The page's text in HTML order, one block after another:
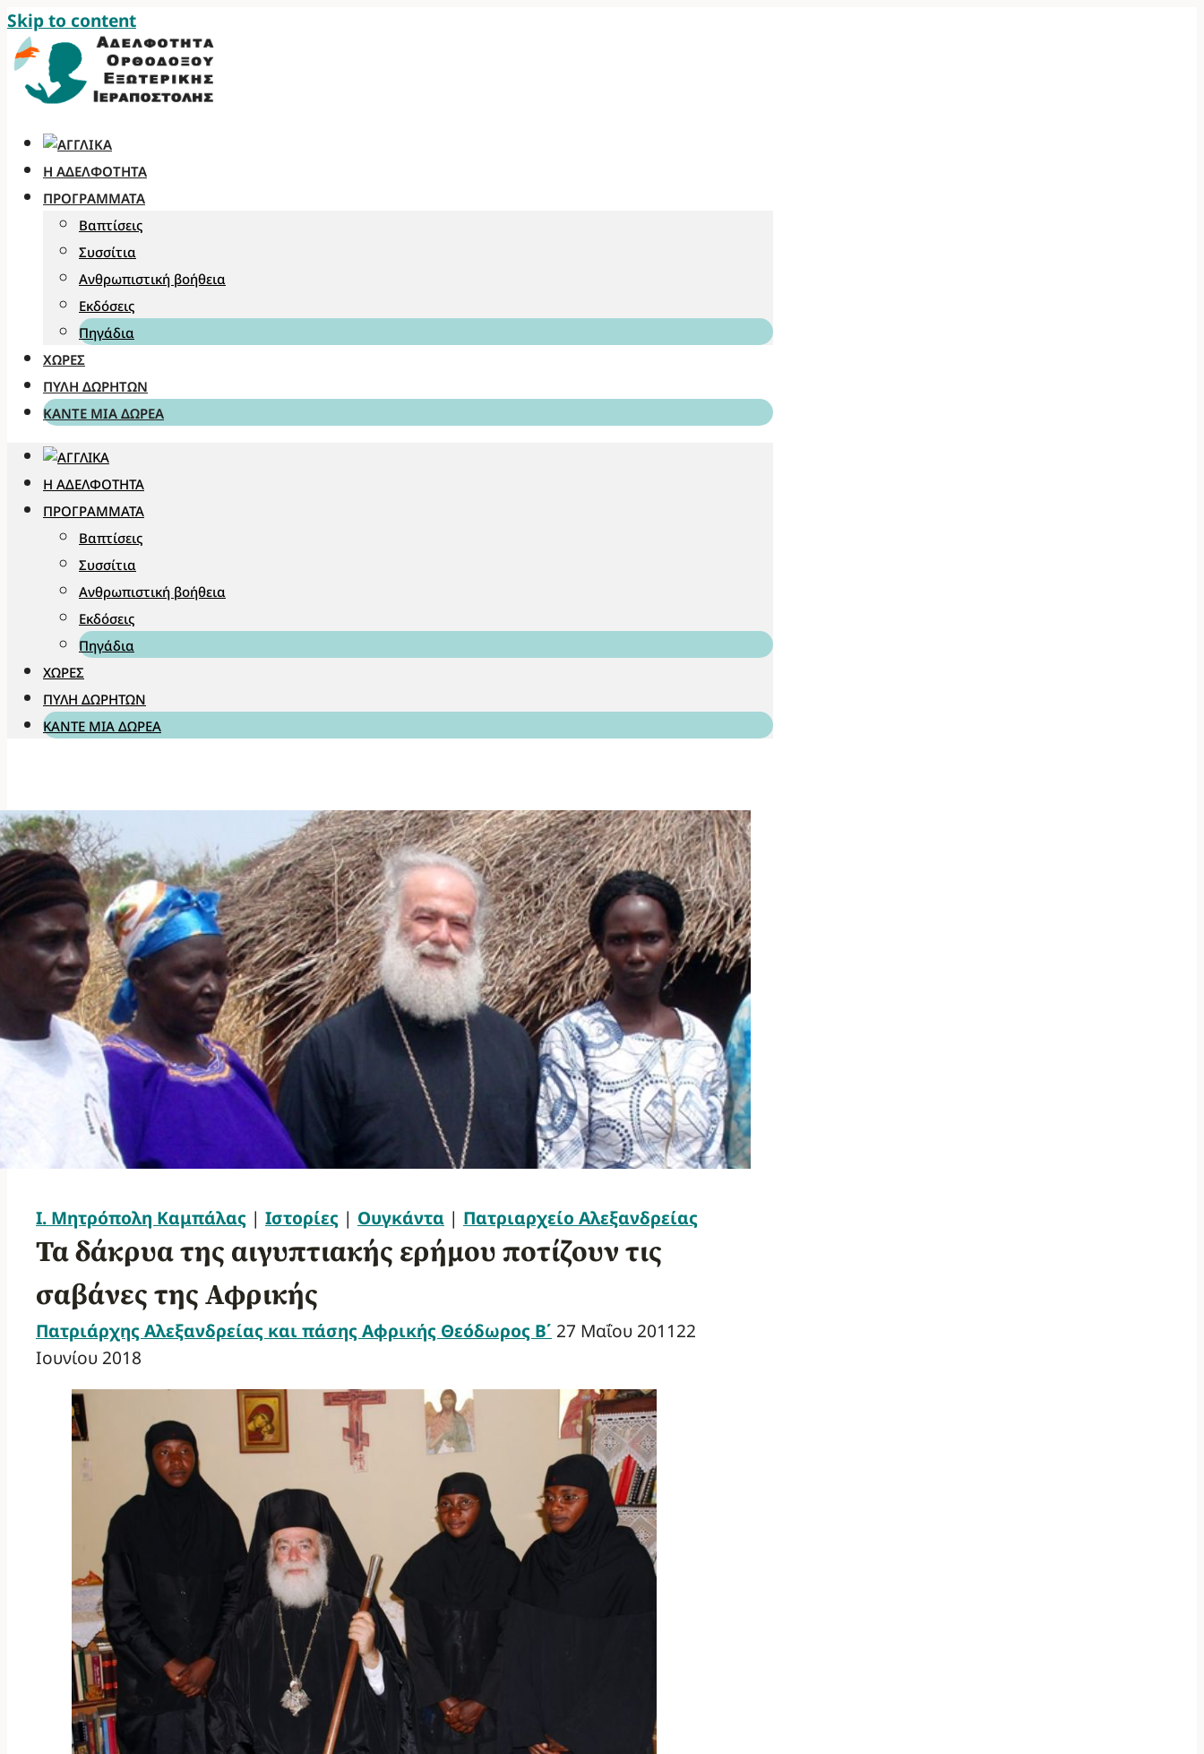
Skip to content
Η ΑΔΕΛΦΌΤΗΤΑ
ΠΡΟΓΡΆΜΜΑΤΑ
Βαπτίσεις
Συσσίτια
Ανθρωπιστική βοήθεια
Εκδόσεις
Πηγάδια
ΧΏΡΕΣ
ΠΎΛΗ ΔΩΡΗΤΏΝ
ΚΆΝΤΕ ΜΊΑ ΔΩΡΕΆ
Η ΑΔΕΛΦΌΤΗΤΑ
ΠΡΟΓΡΆΜΜΑΤΑ
Βαπτίσεις
Συσσίτια
Ανθρωπιστική βοήθεια
Εκδόσεις
Πηγάδια
ΧΏΡΕΣ
ΠΎΛΗ ΔΩΡΗΤΏΝ
ΚΆΝΤΕ ΜΊΑ ΔΩΡΕΆ
Ι. Μητρόπολη Καμπάλας | Ιστορίες | Ουγκάντα | Πατριαρχείο Αλεξανδρείας
Τα δάκρυα της αιγυπτιακής ερήμου ποτίζουν τις
σαβάνες της Αφρικής
Πατριάρχης Αλεξανδρείας και πάσης Αφρικής Θεόδωρος Β΄ 27 Μαΐου 201122
Ιουνίου 2018